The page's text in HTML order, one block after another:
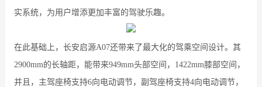
实系统，为用户增添更加丰富的驾驶乐趣。
在此基础上，长安启源A07还带来了最大化的驾乘空间设计。其
2900mm的长轴距，能带来949mm头部空间，1422mm膝部空间，
并且，主驾座椅支持6向电动调节，副驾座椅支持4向电动调节，